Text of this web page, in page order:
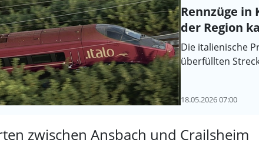
Rennzüge in
der Region
Die italienische
überfüllten
18.05.2026 07:00
zwischen Ansbach und Crailsheim